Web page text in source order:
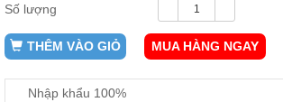
Công,
Vườn
Bàn
ghế
Số lượng
THÊM VÀO GIỎ MUA HÀNG NGAY
Nhập khẩu 100%